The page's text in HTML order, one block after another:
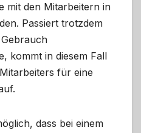
mit den Mitarbeitern in
Passiert trotzdem
kommt in diesem Fall
für eine
dass bei einem